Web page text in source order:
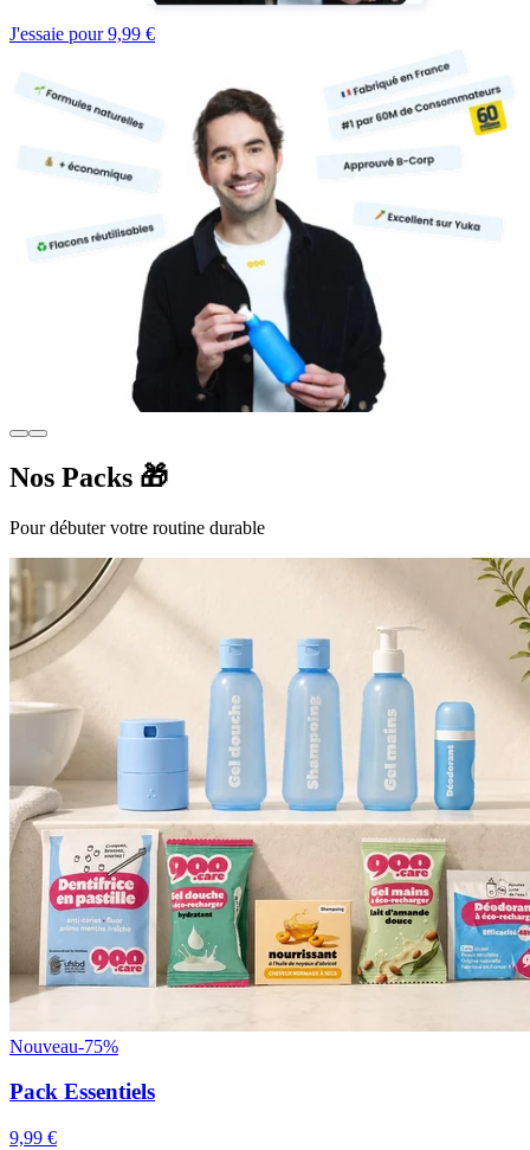
J'essaie pour 9,99 €
Nos Packs 🎁
Pour débuter votre routine durable
Nouveau-75%
Pack Essentiels
9,99 €